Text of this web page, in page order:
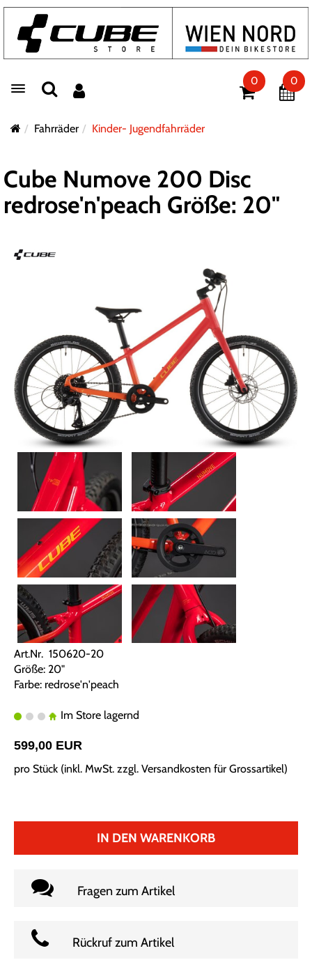
Toggle navigation
0 0
Fahrräder Kinder- Jugendfahrräder
Cube Numove 200 Disc
redrose'n'peach Größe: 20"
Art.Nr. 150620-20
Größe: 20"
Farbe: redrose'n'peach
Im Store lagernd
599,00 EUR
pro Stück (inkl. MwSt. zzgl. Versandkosten für Grossartikel)
IN DEN WARENKORB
Fragen zum Artikel
Rückruf zum Artikel